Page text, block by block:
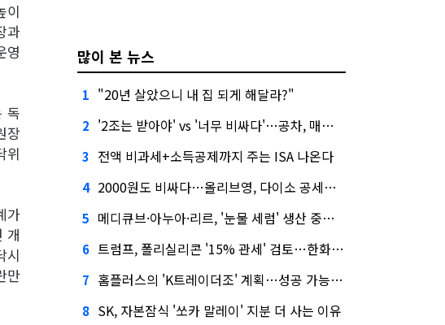
이
과
영
독
장
위
가
개
시
만
많이 본 뉴스
1 "20년 살았으니 내 집 되게 해달라?"
2 '2조는 받아야' vs '너무 비싸다'…공차, 매각 성공할까
3 전액 비과세+소득공제까지 주는 ISA 나온다
4 2000원도 비싸다…올리브영, 다이소 공세에 '가성비'로 맞불
5 메디큐브·아누아·리르, '눈물 세럼' 생산 중단한다
6 트럼프, 폴리실리콘 '15% 관세' 검토…한화큐셀·OCI 영향은?
7 홈플러스의 'K트레이더조' 계획…성공 가능성은 '글쎄'
8 SK, 자본잠식 '쏘카 말레이' 지분 더 사는 이유